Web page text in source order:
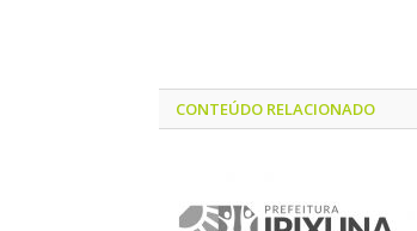
CONTEÚDO RELACIONADO